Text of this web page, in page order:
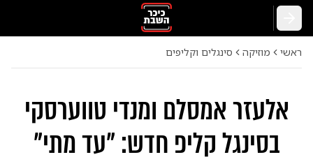
ראשי מוזיקה סינגלים וקליפים
אלעזר אמסלם ומנדי טווערסקי
בסינגל קליפ חדש: "עד מתי"